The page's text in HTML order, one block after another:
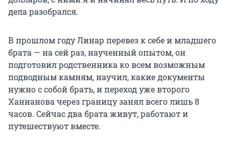
дела разобрался.
В прошлом году Линар перевез к себе и младшего
брата — на сей раз, наученный опытом, он
подготовил родственника ко всем возможным
подводным камням, научил, какие документы
нужно с собой брать, и переход уже второго
Ханнанова через границу занял всего лишь 8
часов. Сейчас два брата живут, работают и
путешествуют вместе.